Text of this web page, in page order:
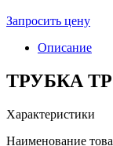
Запросить цену
Описание
ТРУБКА
Характеристики
Наименование